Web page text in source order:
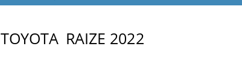
TOYOTA RAIZE 2022